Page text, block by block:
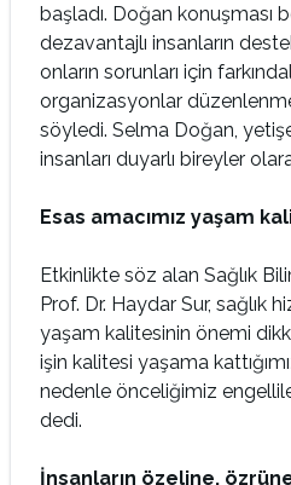
başladı. Doğan
dezavantajlı insanların
onların sorunları için
organizasyonlar
söyledi. Selma Doğan,
insanları duyarlı bireyler
Esas amacımız yaşam
Etkinlikte söz alan Sağlık
Prof. Dr. Haydar Sur, sağlık
yaşam kalitesinin önemi
işin kalitesi yaşama
nedenle önceliğimiz
dedi.
İnsanların özeline,